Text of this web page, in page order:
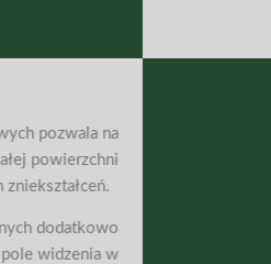
pozwala na
powierzchni
zniekształceń.
dodatkowo
widzenia w